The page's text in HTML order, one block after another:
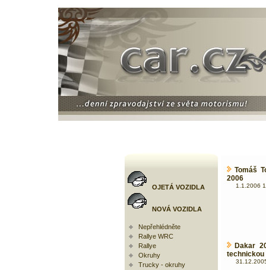
OJETÁ VOZIDLA
NOVÁ VOZIDLA
Nepřehlédněte
Rallye WRC
Rallye
Okruhy
Trucky - okruhy
Tomáš
2006
1.1.2006
Dakar
technickou